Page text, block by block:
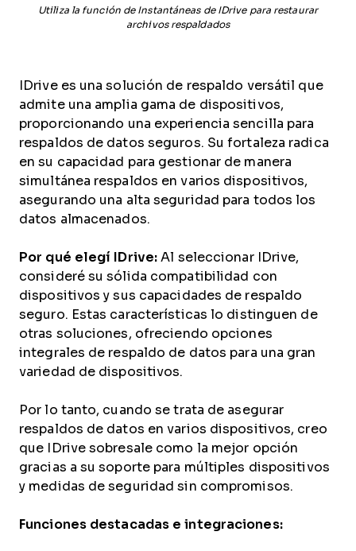
Utiliza la función de Instantáneas de IDrive para restaurar
archivos respaldados
IDrive es una solución de respaldo versátil que
admite una amplia gama de dispositivos,
proporcionando una experiencia sencilla para
respaldos de datos seguros. Su fortaleza radica
en su capacidad para gestionar de manera
simultánea respaldos en varios dispositivos,
asegurando una alta seguridad para todos los
datos almacenados.
Por qué elegí IDrive: Al seleccionar IDrive,
consideré su sólida compatibilidad con
dispositivos y sus capacidades de respaldo
seguro. Estas características lo distinguen de
otras soluciones, ofreciendo opciones
integrales de respaldo de datos para una gran
variedad de dispositivos.
Por lo tanto, cuando se trata de asegurar
respaldos de datos en varios dispositivos, creo
que IDrive sobresale como la mejor opción
gracias a su soporte para múltiples dispositivos
y medidas de seguridad sin compromisos.
Funciones destacadas e integraciones: